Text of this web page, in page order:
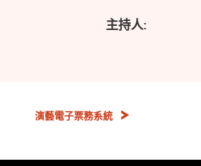
主持人:
演藝電子票務系統